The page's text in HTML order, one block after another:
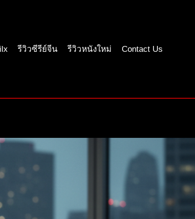
รีวิวซีรีย์จีน รีวิวหนังใหม่ Contact Us